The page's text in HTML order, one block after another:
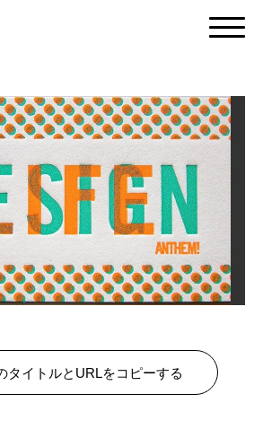
DL
て
タイトルとURLをコピーする